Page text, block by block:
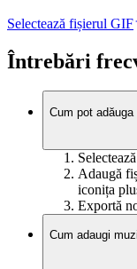
Selectează fișierul GIF
Întrebări
Cum pot
Adaugă
iconița
Exportă
Cum adaugi